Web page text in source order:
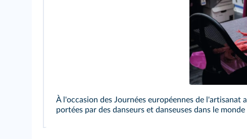
À l'occasion des Journées européennes de
portées par des danseurs et danseuses dans le monde